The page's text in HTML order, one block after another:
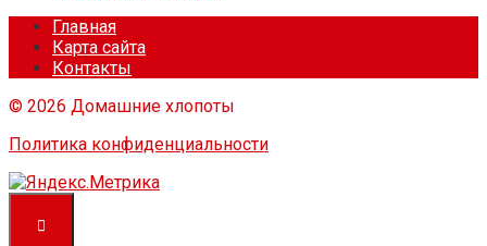
Главная
Карта сайта
Контакты
© 2026 Домашние хлопоты
Политика конфиденциальности